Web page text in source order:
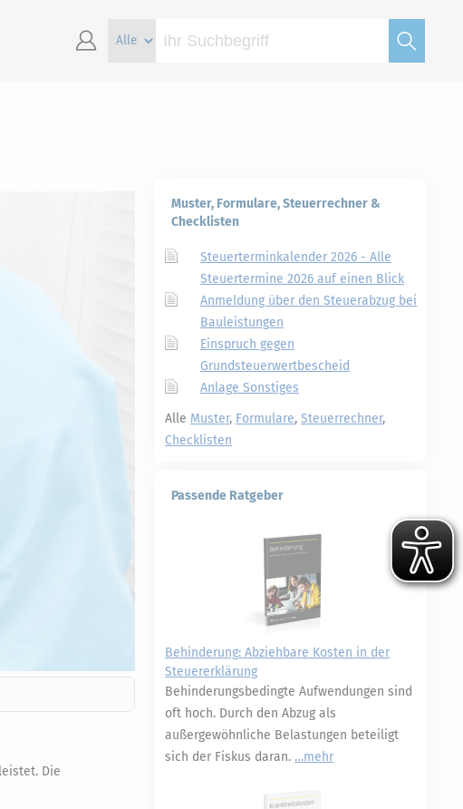
Die
Muster, Formulare, Steuerrechner &
Checklisten
Steuerterminkalender 2026 - Alle
Steuertermine 2026 auf einen Blick
Anmeldung über den Steuerabzug bei
Bauleistungen
Einspruch gegen
Grundsteuerwertbescheid
Anlage Sonstiges
Alle Muster, Formulare, Steuerrechner,
Checklisten
Passende Ratgeber
Behinderung: Abziehbare Kosten in der
Steuererklärung
Behinderungsbedingte Aufwendungen sind
oft hoch. Durch den Abzug als
außergewöhnliche Belastungen beteiligt
sich der Fiskus daran.
mehr